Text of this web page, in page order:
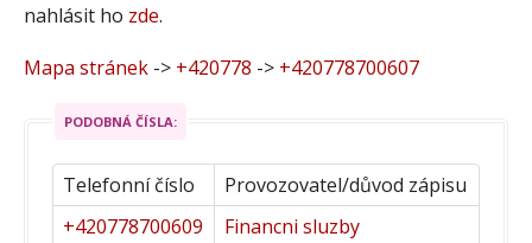
nahlásit ho zde.
Mapa stránek -> +420778 -> +420778700607
PODOBNÁ ČÍSLA:
Telefonní číslo
Provozovatel/důvod zápisu
+420778700609
Financni sluzby